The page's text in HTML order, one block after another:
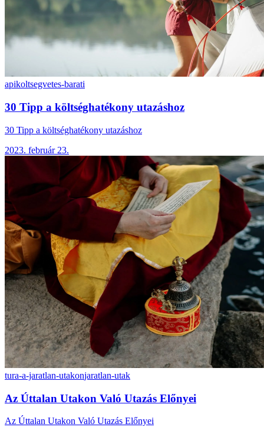
apikoltsegvetes-barati
30 Tipp a költséghatékony utazáshoz
30 Tipp a költséghatékony utazáshoz
2023. február 23.
tura-a-jaratlan-utakonjaratlan-utak
Az Úttalan Utakon Való Utazás Előnyei
Az Úttalan Utakon Való Utazás Előnyei